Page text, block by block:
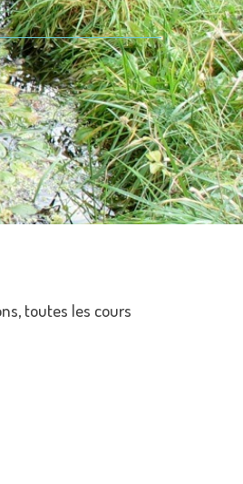
toutes les cours